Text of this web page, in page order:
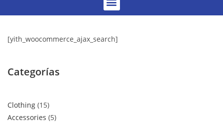
[yith_woocommerce_ajax_search]
Categorías
Clothing 15
Accessories 5